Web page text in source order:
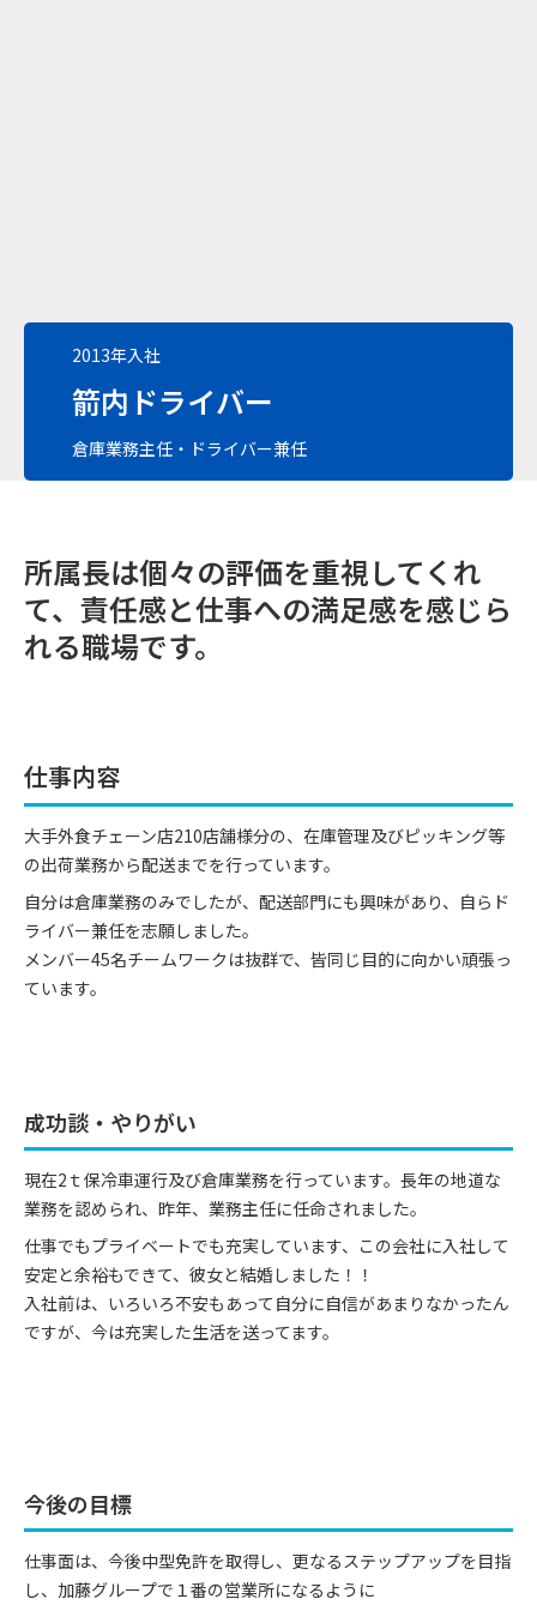
2013年入社
箭内ドライバー
倉庫業務主任・ドライバー兼任
所属長は個々の評価を重視してくれ
て、責任感と仕事への満足感を感じら
れる職場です。
仕事内容
大手外食チェーン店210店舗様分の、在庫管理及びピッキング等
の出荷業務から配送までを行っています。
自分は倉庫業務のみでしたが、配送部門にも興味があり、自らド
ライバー兼任を志願しました。
メンバー45名チームワークは抜群で、皆同じ目的に向かい頑張っ
ています。
成功談・やりがい
現在2ｔ保冷車運行及び倉庫業務を行っています。長年の地道な
業務を認められ、昨年、業務主任に任命されました。
仕事でもプライベートでも充実しています、この会社に入社して
安定と余裕もできて、彼女と結婚しました！！
入社前は、いろいろ不安もあって自分に自信があまりなかったん
ですが、今は充実した生活を送ってます。
今後の目標
仕事面は、今後中型免許を取得し、更なるステップアップを目指
し、加藤グループで１番の営業所になるように